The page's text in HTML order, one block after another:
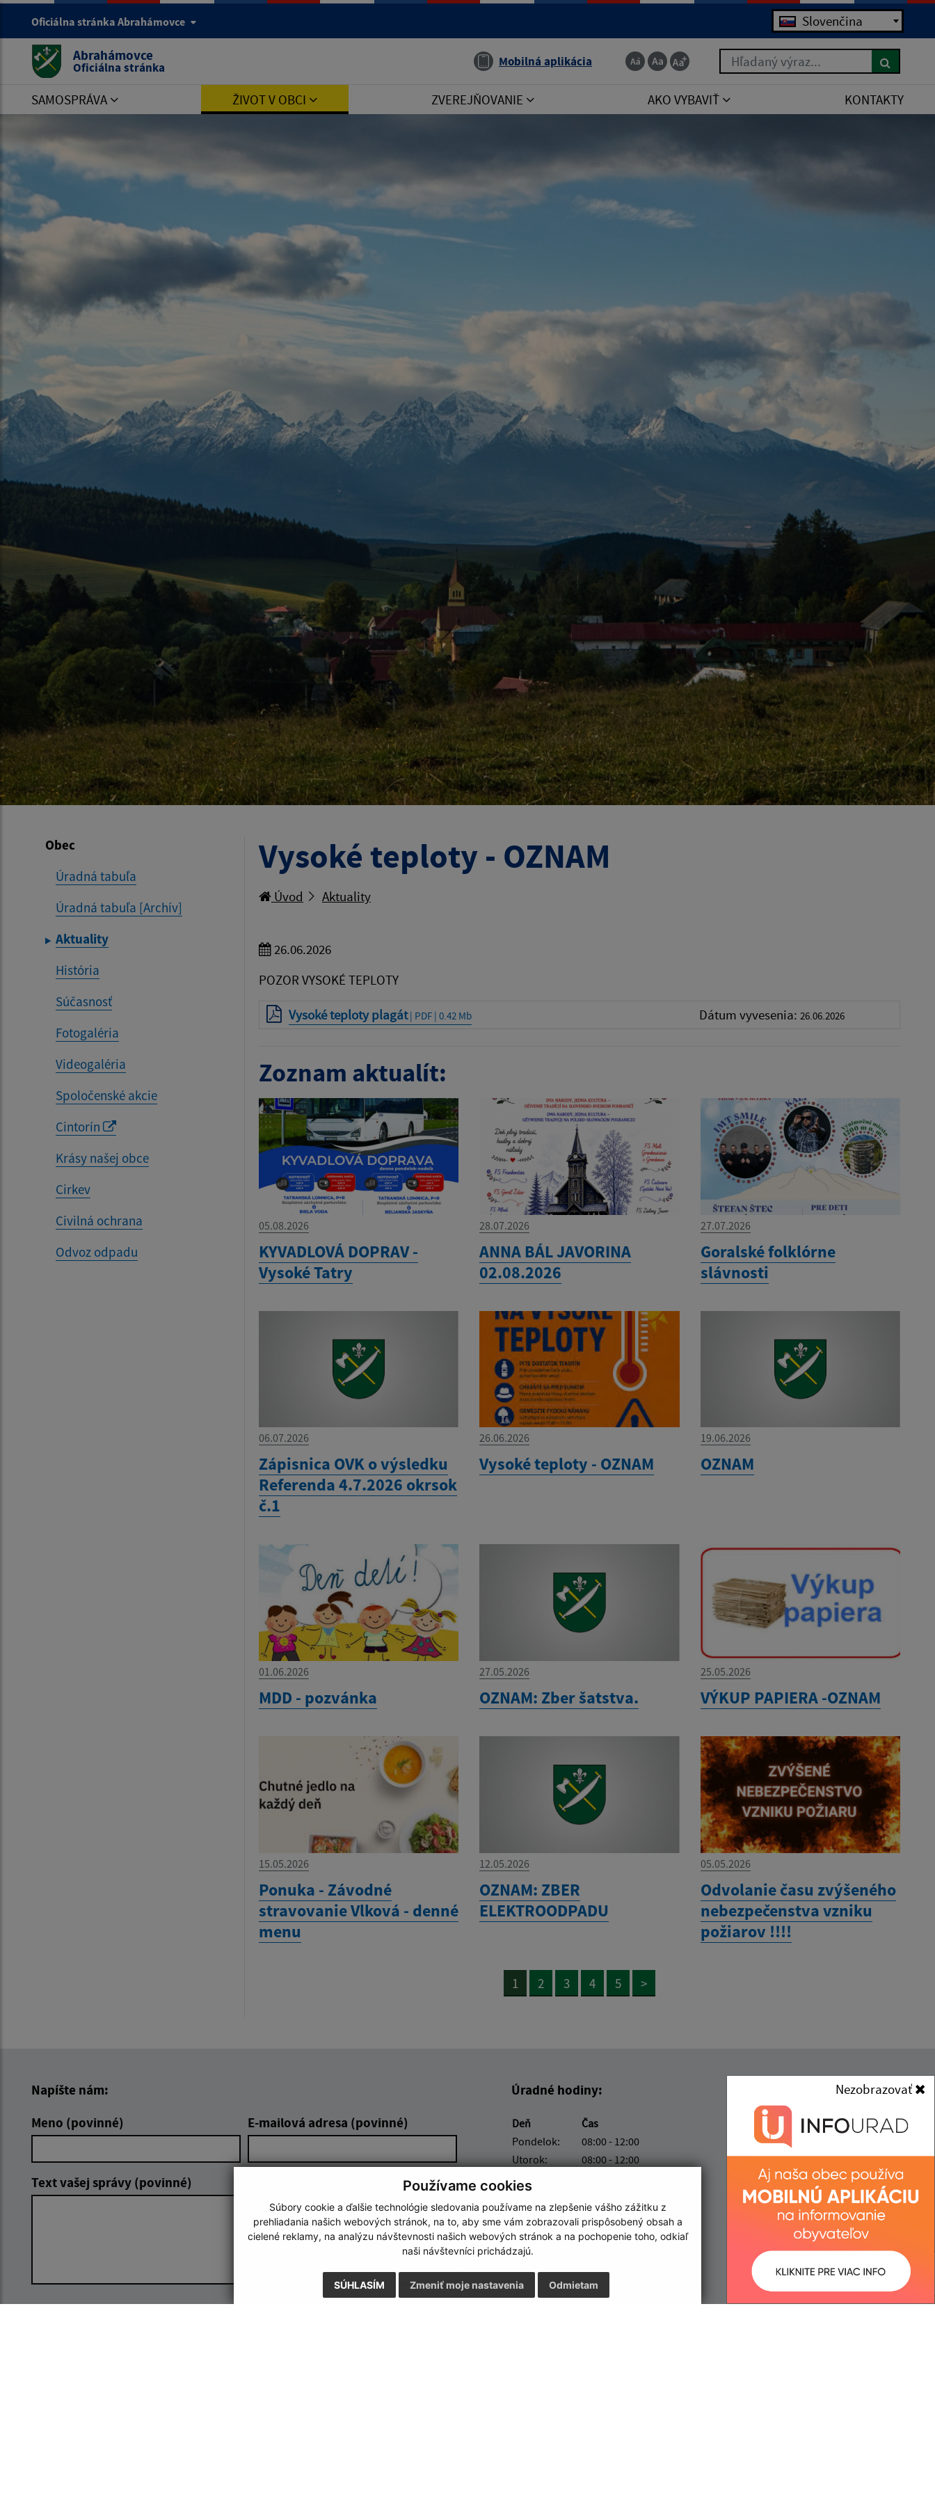
Používame cookies
Súbory cookie a ďalšie technológie sledovania používame na zlepšenie vášho zážitku z
prehliadania našich webových stránok, na to, aby sme vám zobrazovali prispôsobený obsah a
cielené reklamy, na analýzu návštevnosti našich webových stránok a na pochopenie toho, odkiaľ
naši návštevníci prichádzajú.
SÚHLASÍM Odmietam
Zmeniť moje nastavenia
Oficiálna stránka Abrahámovce Slovenčina
Abrahámovce
Oficiálna stránka Mobilná aplikácia Hľadaný výraz...
SAMOSPRÁVA ŽIVOT V OBCI ZVEREJŇOVANIE AKO VYBAVIŤ KONTAKTY
Obec
Úradná tabuľa
Úradná tabuľa [Archív]
Aktuality
História
Súčasnosť
Fotogaléria
Videogaléria
Spoločenské akcie
Cintorín
Krásy našej obce
Cirkev
Civilná ochrana
Odvoz odpadu
Vysoké teploty - OZNAM
Úvod Aktuality
26.06.2026
POZOR VYSOKÉ TEPLOTY
Vysoké teploty plagát| PDF | 0.42 Mb Dátum vyvesenia: 26.06.2026
Zoznam aktualít:
05.08.2026
KYVADLOVÁ DOPRAV -
Vysoké Tatry
28.07.2026
ANNA BÁL JAVORINA
02.08.2026
27.07.2026
Goralské folklórne
slávnosti
06.07.2026
Zápisnica OVK o výsledku
Referenda 4.7.2026 okrsok
č.1
26.06.2026
Vysoké teploty - OZNAM
19.06.2026
OZNAM
01.06.2026
MDD - pozvánka
27.05.2026
OZNAM: Zber šatstva.
25.05.2026
VÝKUP PAPIERA -OZNAM
15.05.2026
Ponuka - Závodné
stravovanie Vlková - denné
menu
12.05.2026
OZNAM: ZBER
ELEKTROODPADU
05.05.2026
Odvolanie času zvýšeného
nebezpečenstva vzniku
požiarov !!!!
1 2 3 4 5 >
Napíšte nám:
Meno (povinné)
E-mailová adresa (povinné)
Text vašej správy (povinné)
Úradné hodiny:
Deň
Čas
Pondelok:
08:00 - 12:00
Utorok:
08:00 - 12:00
Streda:
Štvrtok:
Piatok:
08:00 - 12:00
Obec (Abrahámovce)
Obecný úrad
(Abrahámovce)
Abrahámovce č. 56
059 72 Vrbov
abrahamovce@abrahamovce.sk
+421 52 459 04 34
Nezobrazovať